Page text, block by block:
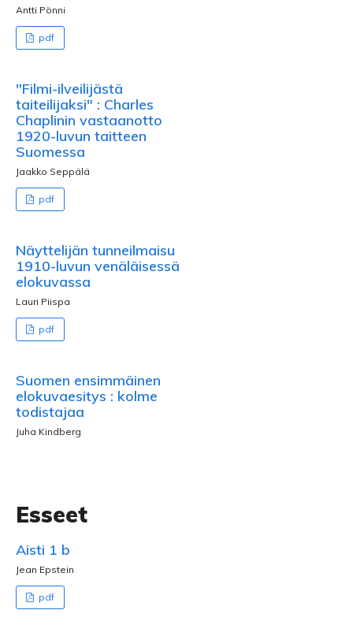
Antti Pönni
pdf
"Filmi-ilveilijästä
taiteilijaksi" : Charles
Chaplinin vastaanotto
1920-luvun taitteen
Suomessa
Jaakko Seppälä
pdf
Näyttelijän tunneilmaisu
1910-luvun venäläisessä
elokuvassa
Lauri Piispa
pdf
Suomen ensimmäinen
elokuvaesitys : kolme
todistajaa
Juha Kindberg
Esseet
Aisti 1 b
Jean Epstein
pdf